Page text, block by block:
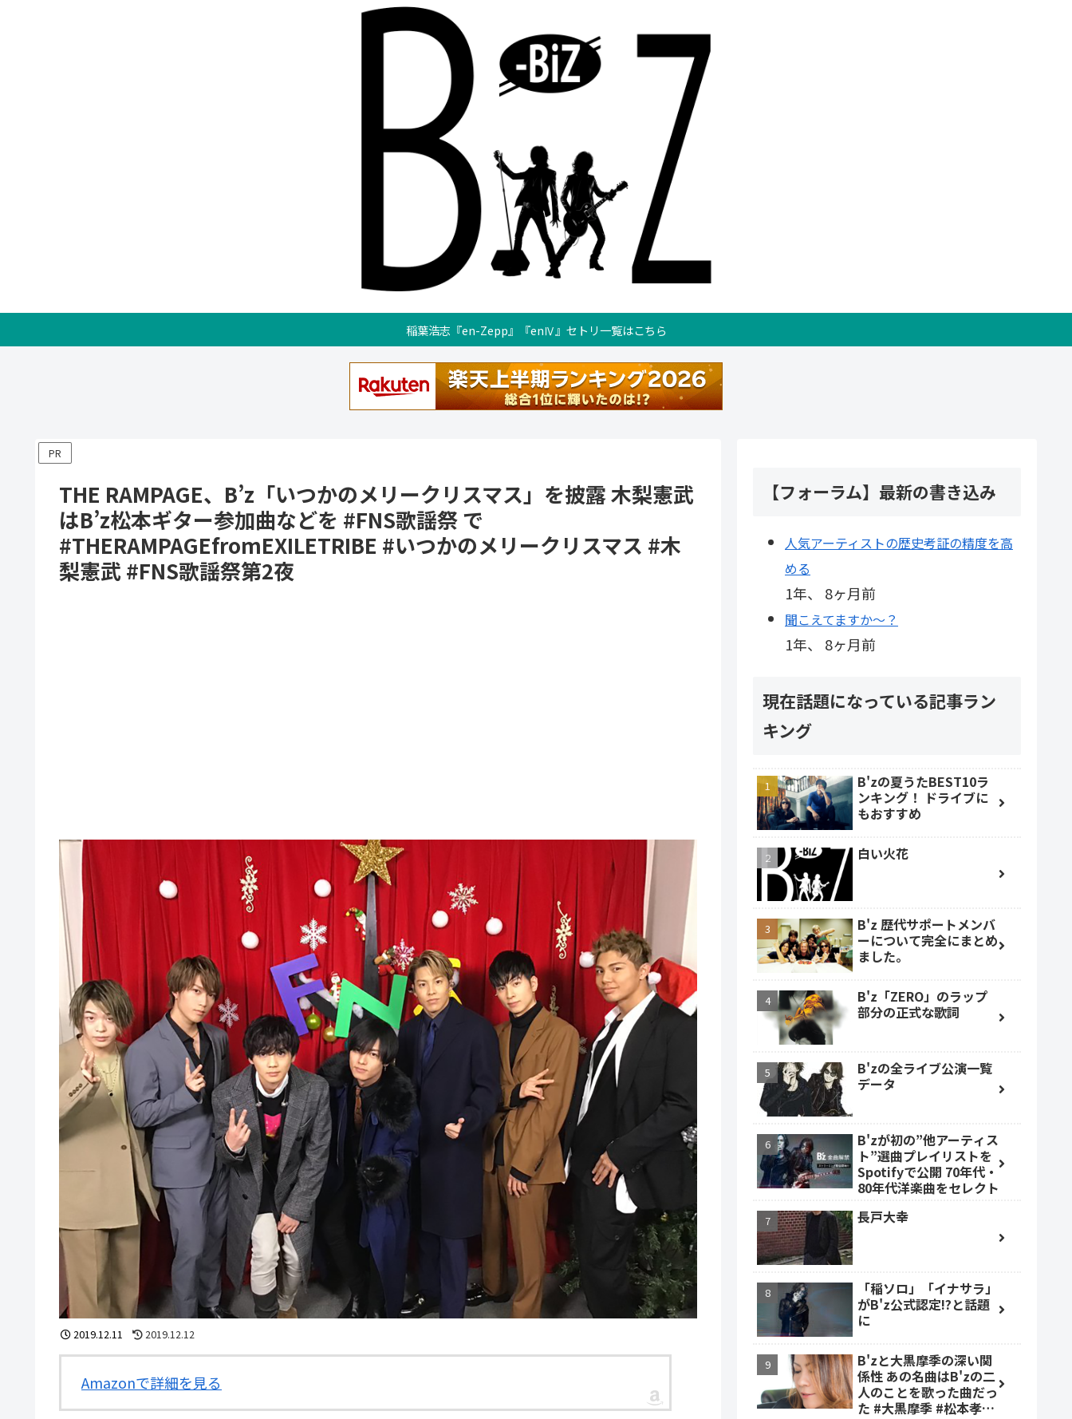
稲葉浩志『en-Zepp』『enⅣ』セトリ一覧はこちら
PR
THE RAMPAGE、B’z「いつかのメリークリスマス」を披露 木梨憲武
はB’z松本ギター参加曲などを #FNS歌謡祭 で
#THERAMPAGEfromEXILETRIBE #いつかのメリークリスマス #木
梨憲武 #FNS歌謡祭第2夜
2019.12.11 2019.12.12
Amazonで詳細を見る
【フォーラム】最新の書き込み
人気アーティストの歴史考証の精度を高
める
1年、 8ヶ月前
聞こえてますか～？
1年、 8ヶ月前
現在話題になっている記事ラン
キング
B'zの夏うたBEST10ラ
ンキング！ ドライブに
もおすすめ
白い火花
B'z 歴代サポートメンバ
ーについて完全にまとめ
ました。
B'z「ZERO」のラップ
部分の正式な歌詞
B'zの全ライブ公演一覧
データ
B'zが初の”他アーティス
ト”選曲プレイリストを
Spotifyで公開 70年代・
80年代洋楽曲をセレクト
長戸大幸
「稲ソロ」「イナサラ」
がB'z公式認定!?と話題
に
B'zと大黒摩季の深い関
係性 あの名曲はB'zの二
人のことを歌った曲だっ
た #大黒摩季 #松本孝弘